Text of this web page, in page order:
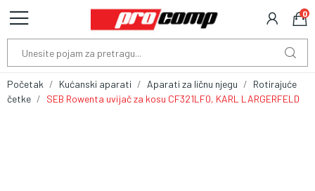
0
Početak Kućanski aparati Aparati za ličnu njegu
Rotirajuće
četke
SEB Rowenta uvijač za kosu CF321LF0, KARL LARGERFELD